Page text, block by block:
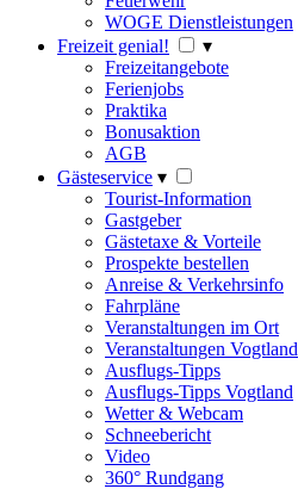
WOGE Dienstleistungen
Freizeit genial!
▾
Freizeitangebote
Ferienjobs
Praktika
Bonusaktion
AGB
Gästeservice ▾
Tourist-Information
Gastgeber
Gästetaxe & Vorteile
Prospekte bestellen
Anreise & Verkehrsinfo
Fahrpläne
Veranstaltungen im Ort
Veranstaltungen Vogtland
Ausflugs-Tipps
Ausflugs-Tipps Vogtland
Wetter & Webcam
Schneebericht
Video
360° Rundgang